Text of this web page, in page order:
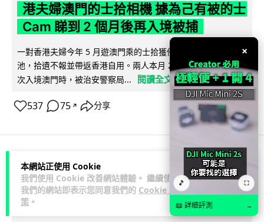
本網站正使用 Cookie
我們使用 Cookie 改善網站體驗。 繼續使用
我們的網站即表示您同意我們的 Cookie 政
策 。
港夫婦澳門的士拾相機 據為己有被的士
Cam 睇到 2 個月後再入境被捕
一對香港夫婦今年 5 月遊澳門乘的士拾獲他人遺留相機及電
池，拾遺不報並帶返香港自用。兩人本月 2 日經港珠澳大橋再
次入境澳門時，被治安警察局...
閱讀全文
537 75 ↗ 分享
3C科技 家居無線
Vin
×
🎵 ⛶
📖 詳細評測 →